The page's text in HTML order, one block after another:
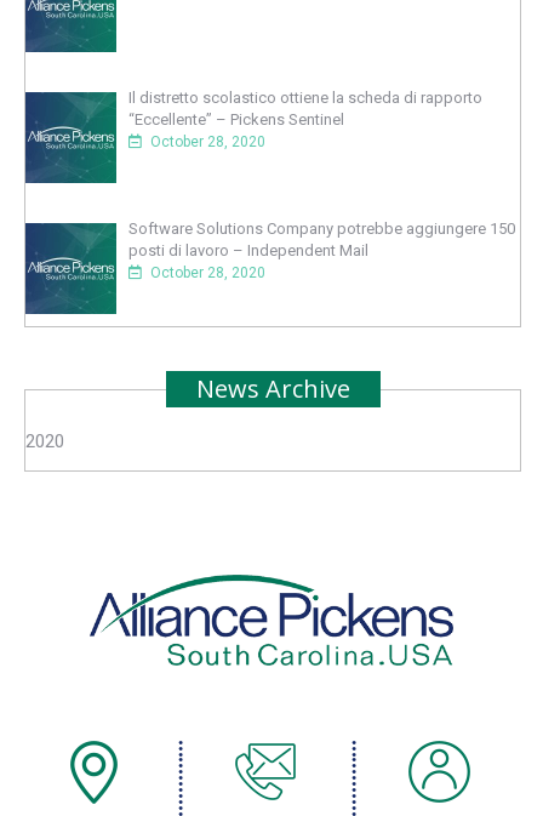
Il distretto scolastico ottiene la scheda di rapporto
“Eccellente” – Pickens Sentinel
October 28, 2020
Software Solutions Company potrebbe aggiungere 150
posti di lavoro – Independent Mail
October 28, 2020
News Archive
2020